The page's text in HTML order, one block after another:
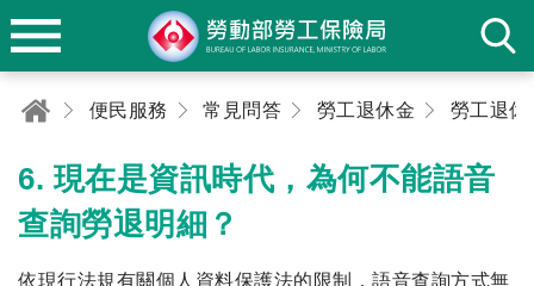
便民服務 常見問答 勞工退休金 勞工退休
6. 現在是資訊時代，為何不能語音
查詢勞退明細？
依現行法規有關個人資料保護法的限制，語音查詢方式無